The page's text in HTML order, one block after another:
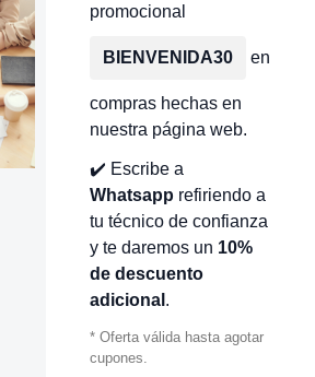
promocional
BIENVENIDA30 en
compras hechas en
nuestra página web.
✔️ Escribe a
Whatsapp refiriendo a
tu técnico de confianza
y te daremos un 10%
de descuento
adicional .
* Oferta válida hasta agotar
cupones.